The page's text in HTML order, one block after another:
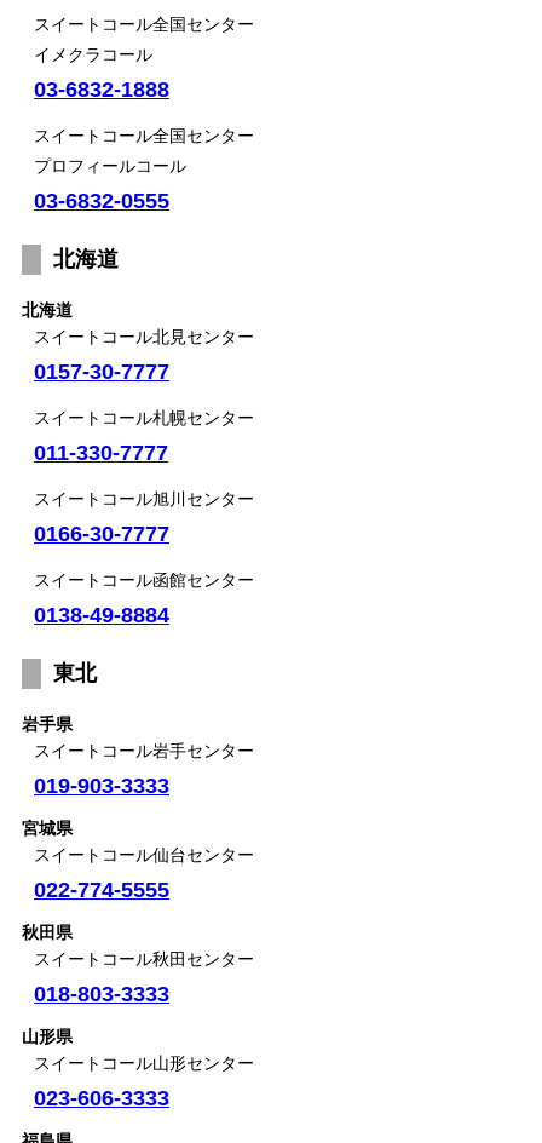
スイートコール全国センター
イメクラコール
03-6832-1888
スイートコール全国センター
プロフィールコール
03-6832-0555
北海道
北海道
スイートコール北見センター
0157-30-7777
スイートコール札幌センター
011-330-7777
スイートコール旭川センター
0166-30-7777
スイートコール函館センター
0138-49-8884
東北
岩手県
スイートコール岩手センター
019-903-3333
宮城県
スイートコール仙台センター
022-774-5555
秋田県
スイートコール秋田センター
018-803-3333
山形県
スイートコール山形センター
023-606-3333